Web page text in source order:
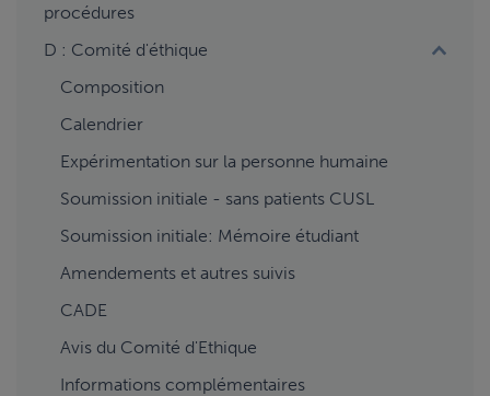
procédures
D : Comité d'éthique
Composition
Calendrier
Expérimentation sur la personne humaine
Soumission initiale - sans patients CUSL
Soumission initiale: Mémoire étudiant
Amendements et autres suivis
CADE
Avis du Comité d'Ethique
Informations complémentaires